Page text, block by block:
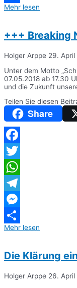
Teilen
Mehr lesen
+++ Breaking
Holger Arppe 29. April
Unter dem Motto
07.05.2018 ab 17.30
und die Zukunft
Teilen Sie diesen
Share
Facebook
Twitter
WhatsApp
Telegram
Messenger
Teilen
Mehr lesen
Die Klärung
Holger Arppe 26. April